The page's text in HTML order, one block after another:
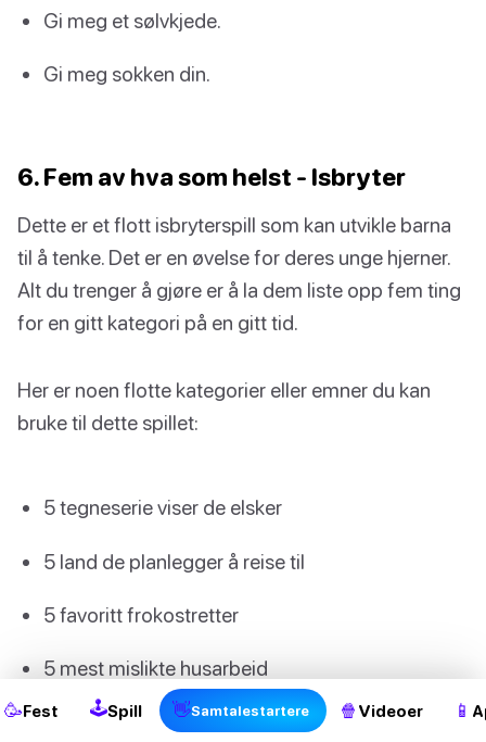
2
Gi meg et sølvkjede.
Gi meg sokken din.
6. Fem av hva som helst - Isbryter
Dette er et flott isbryterspill som kan utvikle barna
til å tenke. Det er en øvelse for deres unge hjerner.
Alt du trenger å gjøre er å la dem liste opp fem ting
for en gitt kategori på en gitt tid.
Her er noen flotte kategorier eller emner du kan
bruke til dette spillet:
5 tegneserie viser de elsker
5 land de planlegger å reise til
5 favoritt frokostretter
5 mest mislikte husarbeid
5 favoritt kjæledyr
🥳Fest 🕹Spill 👋Samtalestartere 🍿 Videoer 📱